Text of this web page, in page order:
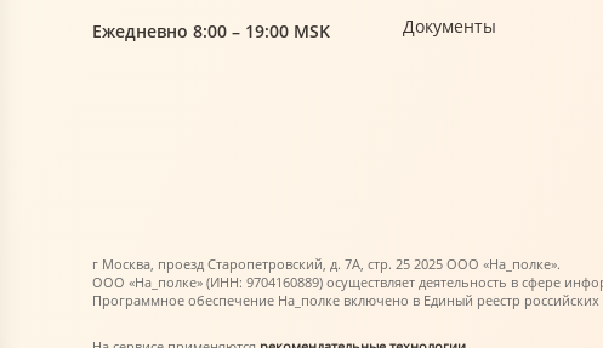
Ежедневно 8:00 – 19:00 MSK
Документы
г Москва, проезд Старопетровский, д. 7А, стр. 25 2025 ООО «На_полке».
ООО «На_полке» (ИНН: 9704160889) осуществляет деятельность в сфере
Программное обеспечение На_полке включено в Единый реестр